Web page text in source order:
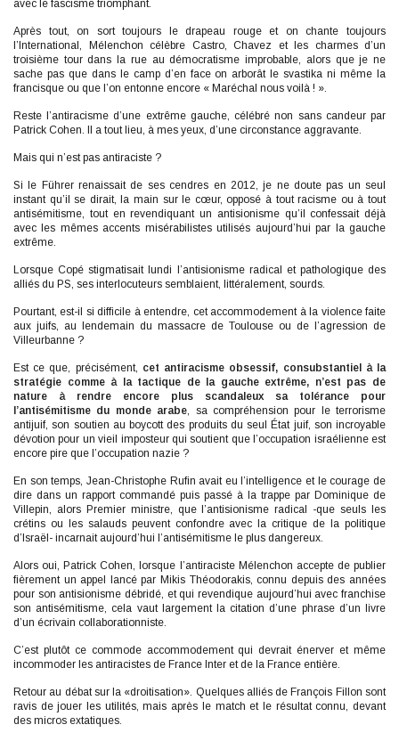
avec le fascisme triomphant.
Après tout, on sort toujours le drapeau rouge et on chante toujours
l’International, Mélenchon célèbre Castro, Chavez et les charmes d’un
troisième tour dans la rue au démocratisme improbable, alors que je ne
sache pas que dans le camp d’en face on arborât le svastika ni même la
francisque ou que l’on entonne encore « Maréchal nous voilà ! ».
Reste l’antiracisme d’une extrême gauche, célébré non sans candeur par
Patrick Cohen. Il a tout lieu, à mes yeux, d’une circonstance aggravante.
Mais qui n’est pas antiraciste ?
Si le Führer renaissait de ses cendres en 2012, je ne doute pas un seul
instant qu’il se dirait, la main sur le cœur, opposé à tout racisme ou à tout
antisémitisme, tout en revendiquant un antisionisme qu’il confessait déjà
avec les mêmes accents misérabilistes utilisés aujourd’hui par la gauche
extrême.
Lorsque Copé stigmatisait lundi l’antisionisme radical et pathologique des
alliés du PS, ses interlocuteurs semblaient, littéralement, sourds.
Pourtant, est-il si difficile à entendre, cet accommodement à la violence faite
aux juifs, au lendemain du massacre de Toulouse ou de l’agression de
Villeurbanne ?
Est ce que, précisément, cet antiracisme obsessif, consubstantiel à la
stratégie comme à la tactique de la gauche extrême, n’est pas de
nature à rendre encore plus scandaleux sa tolérance pour
l’antisémitisme du monde arabe, sa compréhension pour le terrorisme
antijuif, son soutien au boycott des produits du seul État juif, son incroyable
dévotion pour un vieil imposteur qui soutient que l’occupation israélienne est
encore pire que l’occupation nazie ?
En son temps, Jean-Christophe Rufin avait eu l’intelligence et le courage de
dire dans un rapport commandé puis passé à la trappe par Dominique de
Villepin, alors Premier ministre, que l’antisionisme radical -que seuls les
crétins ou les salauds peuvent confondre avec la critique de la politique
d’Israël- incarnait aujourd’hui l’antisémitisme le plus dangereux.
Alors oui, Patrick Cohen, lorsque l’antiraciste Mélenchon accepte de publier
fièrement un appel lancé par Mikis Théodorakis, connu depuis des années
pour son antisionisme débridé, et qui revendique aujourd’hui avec franchise
son antisémitisme, cela vaut largement la citation d’une phrase d’un livre
d’un écrivain collaborationniste.
C’est plutôt ce commode accommodement qui devrait énerver et même
incommoder les antiracistes de France Inter et de la France entière.
Retour au débat sur la «droitisation». Quelques alliés de François Fillon sont
ravis de jouer les utilités, mais après le match et le résultat connu, devant
des micros extatiques.